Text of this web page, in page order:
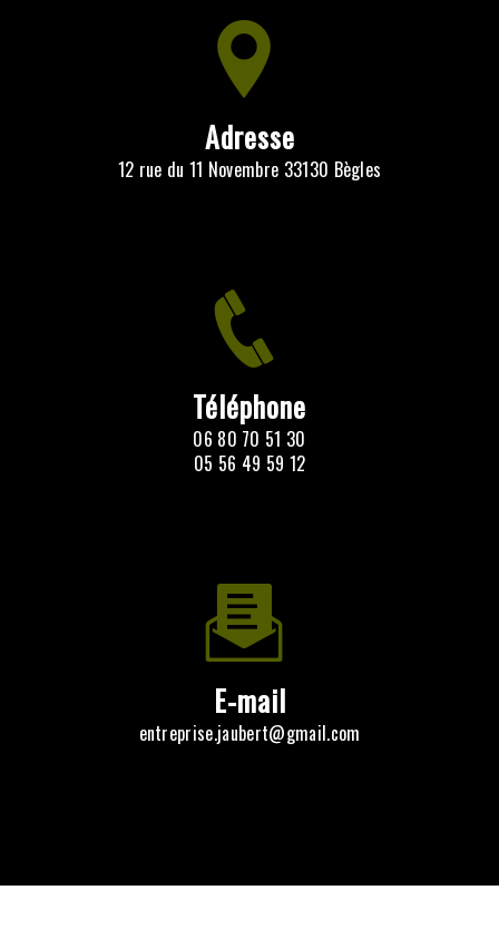
Adresse
12 rue du 11 Novembre 33130 Bègles
Téléphone
06 80 70 51 30
05 56 49 59 12
E-mail
entreprise.jaubert@gmail.com